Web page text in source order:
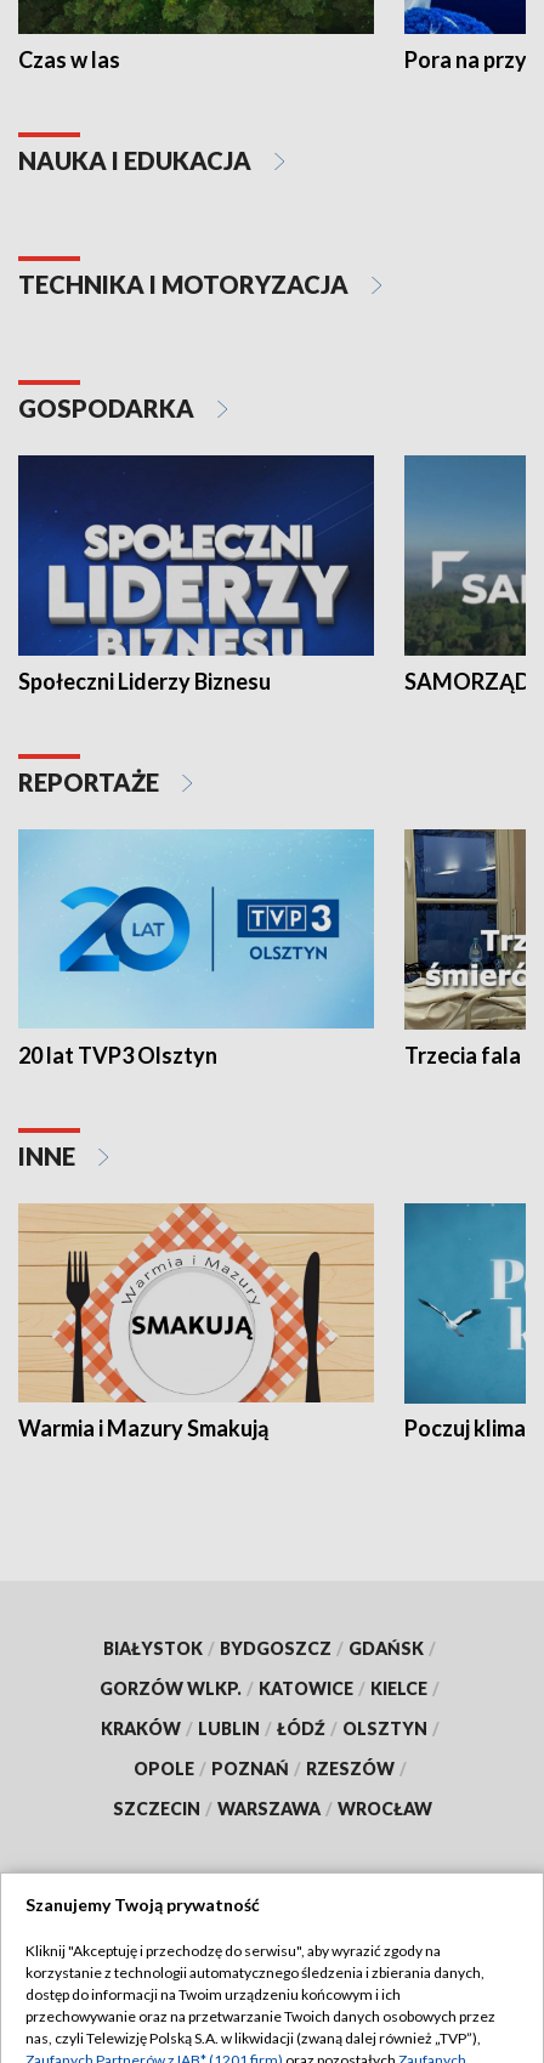
Czas w las Pora na
NAUKA I EDUKACJA
TECHNIKA I MOTORYZACJA
GOSPODARKA
Społeczni Liderzy Biznesu SAMORZĄD
REPORTAŻE
20 lat TVP3 Olsztyn Trzecia fala -
INNE
Warmia i Mazury Smakują Poczuj klimat
BIAŁYSTOK / BYDGOSZCZ / GDAŃSK /
GORZÓW WLKP. / KATOWICE / KIELCE /
KRAKÓW / LUBLIN / ŁÓDŹ / OLSZTYN /
OPOLE / POZNAŃ / RZESZÓW /
SZCZECIN / WARSZAWA / WROCŁAW
TVP
Abonament TVP
Emisja w TVP
Regulamin TVP
Szanujemy Twoją prywatność
Kliknij "Akceptuję i przechodzę do serwisu", aby wyrazić zgody na
korzystanie z technologii automatycznego śledzenia i zbierania danych,
dostęp do informacji na Twoim urządzeniu końcowym i ich
przechowywanie oraz na przetwarzanie Twoich danych osobowych przez
nas, czyli Telewizję Polską S.A. w likwidacji (zwaną dalej również „TVP”),